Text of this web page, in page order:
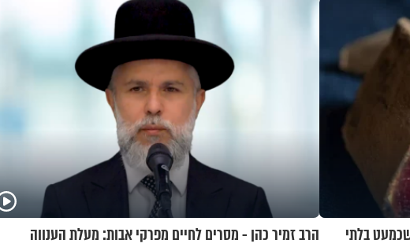
בלתי
הרב זמיר כהן - מסרים לחיים מפרקי אבות: מעלת הענווה